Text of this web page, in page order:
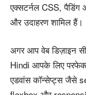
एक्सटर्नल CSS, पैडिंग
और उदाहरण शामिल हैं।
अगर आप वेब डिज़ाइन
Hindi आपके लिए
एडवांस कॉन्सेप्ट्स जैसे